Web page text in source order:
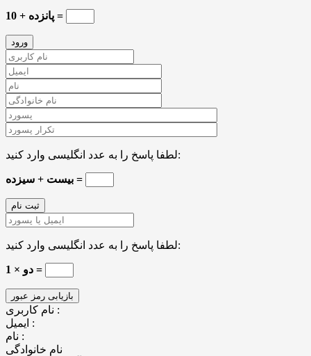
پانزده + 10 =
لطفا پاسخ را به عدد انگلیسی وارد کنید:
بیست + سیزده =
لطفا پاسخ را به عدد انگلیسی وارد کنید:
دو × 1 =
نام کاربری :
ایمیل :
نام :
نام خانوادگی